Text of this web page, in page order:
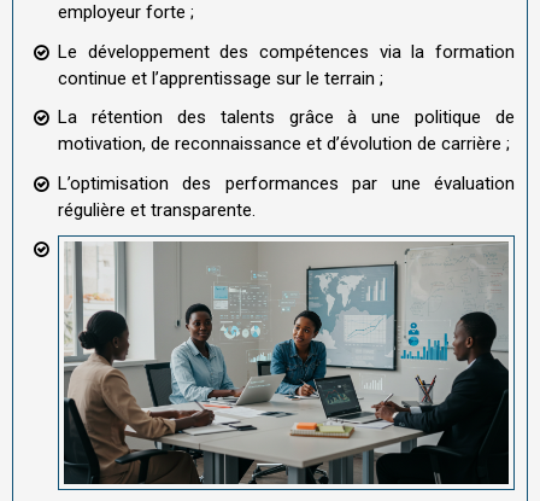
employeur forte ;
Le développement des compétences via la formation
continue et l’apprentissage sur le terrain ;
La rétention des talents grâce à une politique de
motivation, de reconnaissance et d’évolution de carrière ;
L’optimisation des performances par une évaluation
régulière et transparente.